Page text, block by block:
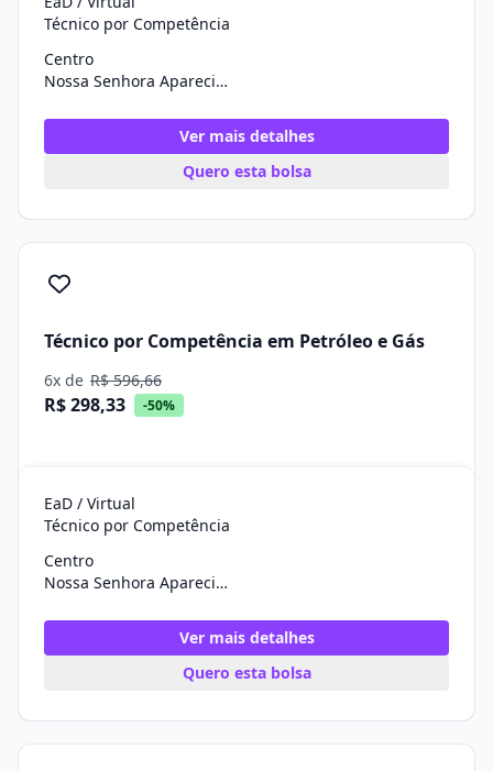
Técnico por Competência
Centro
Nossa Senhora Aparecida/SE
Ver mais detalhes
Quero esta bolsa
Técnico por Competência em Petróleo e Gás
6x de R$ 596,66
R$ 298,33 -50%
EaD / Virtual
Técnico por Competência
Centro
Nossa Senhora Aparecida/SE
Ver mais detalhes
Quero esta bolsa